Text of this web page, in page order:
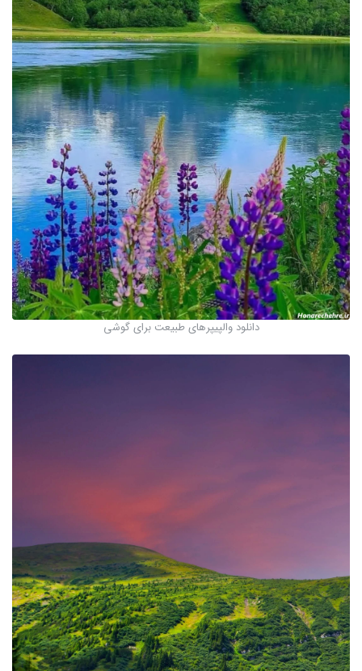
دانلود والپیپرهای طبیعت برای گوشی